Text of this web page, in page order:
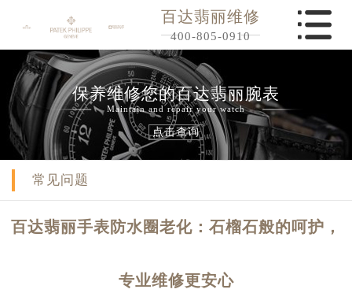
百达翡丽维修
400-805-0910
保养维修您的百达翡丽腕表
Maintain and repair your watch
点击查询
常见问题
百达翡丽手表防水圈老化：石榴石般的呵护，
专业维修更安心